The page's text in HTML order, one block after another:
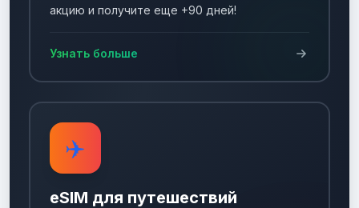
акцию и получите еще +90 дней!
Узнать больше
✈️
eSIM для путешествий